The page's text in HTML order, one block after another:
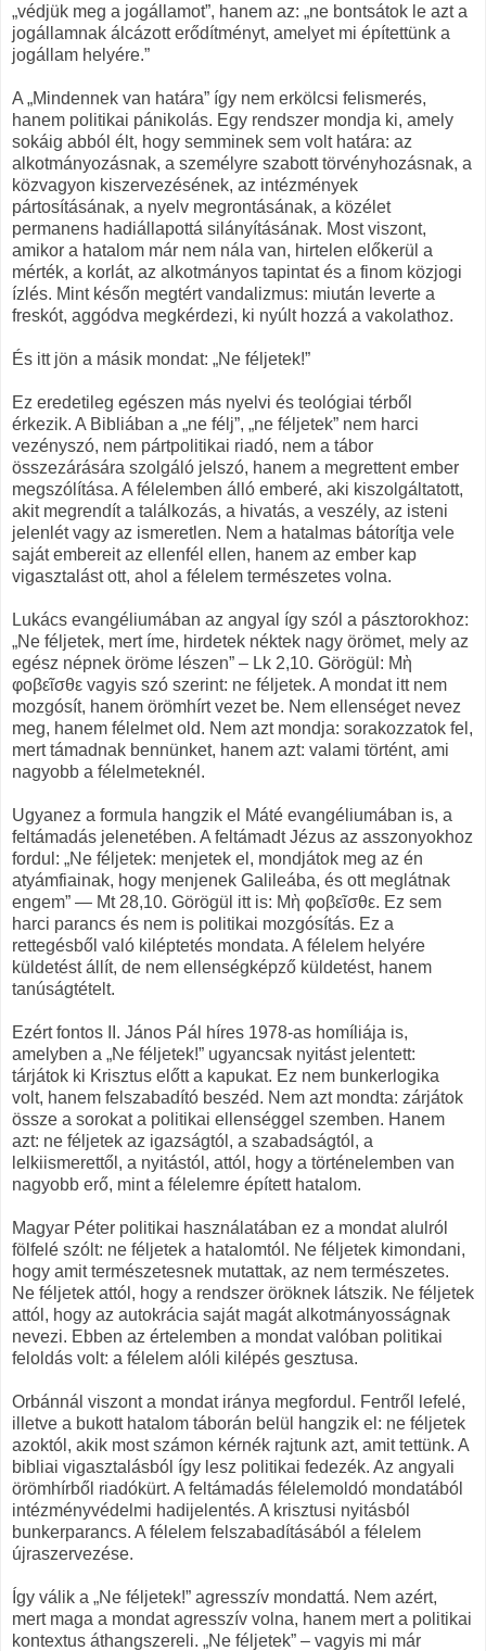
„védjük meg a jogállamot”, hanem az: „ne bontsátok le azt a
jogállamnak álcázott erődítményt, amelyet mi építettünk a
jogállam helyére.”
A „Mindennek van határa” így nem erkölcsi felismerés,
hanem politikai pánikolás. Egy rendszer mondja ki, amely
sokáig abból élt, hogy semminek sem volt határa: az
alkotmányozásnak, a személyre szabott törvényhozásnak, a
közvagyon kiszervezésének, az intézmények
pártosításának, a nyelv megrontásának, a közélet
permanens hadiállapottá silányításának. Most viszont,
amikor a hatalom már nem nála van, hirtelen előkerül a
mérték, a korlát, az alkotmányos tapintat és a finom közjogi
ízlés. Mint későn megtért vandalizmus: miután leverte a
freskót, aggódva megkérdezi, ki nyúlt hozzá a vakolathoz.
És itt jön a másik mondat: „Ne féljetek!”
Ez eredetileg egészen más nyelvi és teológiai térből
érkezik. A Bibliában a „ne félj”, „ne féljetek” nem harci
vezényszó, nem pártpolitikai riadó, nem a tábor
összezárására szolgáló jelszó, hanem a megrettent ember
megszólítása. A félelemben álló emberé, aki kiszolgáltatott,
akit megrendít a találkozás, a hivatás, a veszély, az isteni
jelenlét vagy az ismeretlen. Nem a hatalmas bátorítja vele
saját embereit az ellenfél ellen, hanem az ember kap
vigasztalást ott, ahol a félelem természetes volna.
Lukács evangéliumában az angyal így szól a pásztorokhoz:
„Ne féljetek, mert íme, hirdetek néktek nagy örömet, mely az
egész népnek öröme lészen” – Lk 2,10. Görögül: Μὴ
φοβεῖσθε vagyis szó szerint: ne féljetek. A mondat itt nem
mozgósít, hanem örömhírt vezet be. Nem ellenséget nevez
meg, hanem félelmet old. Nem azt mondja: sorakozzatok fel,
mert támadnak bennünket, hanem azt: valami történt, ami
nagyobb a félelmeteknél.
Ugyanez a formula hangzik el Máté evangéliumában is, a
feltámadás jelenetében. A feltámadt Jézus az asszonyokhoz
fordul: „Ne féljetek: menjetek el, mondjátok meg az én
atyámfiainak, hogy menjenek Galileába, és ott meglátnak
engem” — Mt 28,10. Görögül itt is: Μὴ φοβεῖσθε. Ez sem
harci parancs és nem is politikai mozgósítás. Ez a
rettegésből való kiléptetés mondata. A félelem helyére
küldetést állít, de nem ellenségképző küldetést, hanem
tanúságtételt.
Ezért fontos II. János Pál híres 1978-as homíliája is,
amelyben a „Ne féljetek!” ugyancsak nyitást jelentett:
tárjátok ki Krisztus előtt a kapukat. Ez nem bunkerlogika
volt, hanem felszabadító beszéd. Nem azt mondta: zárjátok
össze a sorokat a politikai ellenséggel szemben. Hanem
azt: ne féljetek az igazságtól, a szabadságtól, a
lelkiismerettől, a nyitástól, attól, hogy a történelemben van
nagyobb erő, mint a félelemre épített hatalom.
Magyar Péter politikai használatában ez a mondat alulról
fölfelé szólt: ne féljetek a hatalomtól. Ne féljetek kimondani,
hogy amit természetesnek mutattak, az nem természetes.
Ne féljetek attól, hogy a rendszer öröknek látszik. Ne féljetek
attól, hogy az autokrácia saját magát alkotmányosságnak
nevezi. Ebben az értelemben a mondat valóban politikai
feloldás volt: a félelem alóli kilépés gesztusa.
Orbánnál viszont a mondat iránya megfordul. Fentről lefelé,
illetve a bukott hatalom táborán belül hangzik el: ne féljetek
azoktól, akik most számon kérnék rajtunk azt, amit tettünk. A
bibliai vigasztalásból így lesz politikai fedezék. Az angyali
örömhírből riadókürt. A feltámadás félelemoldó mondatából
intézményvédelmi hadijelentés. A krisztusi nyitásból
bunkerparancs. A félelem felszabadításából a félelem
újraszervezése.
Így válik a „Ne féljetek!” agresszív mondattá. Nem azért,
mert maga a mondat agresszív volna, hanem mert a politikai
kontextus áthangszereli. „Ne féljetek” – vagyis mi már